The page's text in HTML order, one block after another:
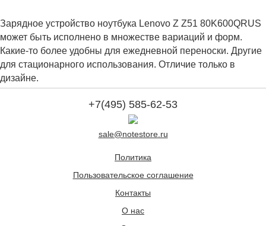
Зарядное устройство ноутбука Lenovo Z Z51 80K600QRUS
может быть исполнено в множестве вариаций и форм.
Какие-то более удобны для ежедневной переноски. Другие
для стационарного использования. Отличие только в
дизайне.
+7(495) 585-62-53
sale@notestore.ru
Политика
Пользовательское соглашение
Контакты
О нас